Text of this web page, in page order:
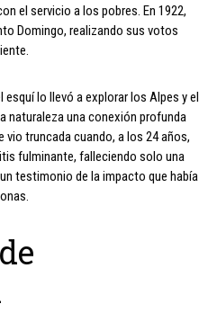
el servicio a los pobres. En 1922,
Domingo, realizando sus votos
lo llevó a explorar los Alpes y el
naturaleza una conexión profunda
vio truncada cuando, a los 24 años,
fulminante, falleciendo solo una
testimonio de la impacto que había